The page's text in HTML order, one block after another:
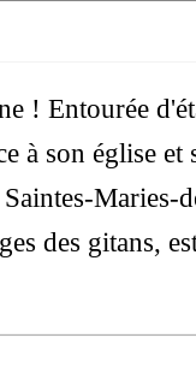
! Entourée
à son église
Maries-
des gitans,